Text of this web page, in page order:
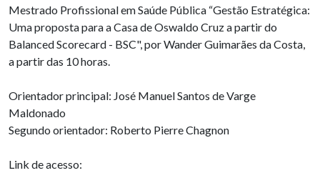
Mestrado Profissional em Saúde Pública “Gestão Estratégica:
Uma proposta para a Casa de Oswaldo Cruz a partir do
Balanced Scorecard - BSC", por Wander Guimarães da Costa,
a partir das 10 horas.
Orientador principal: José Manuel Santos de Varge
Maldonado
Segundo orientador: Roberto Pierre Chagnon
Link de acesso: